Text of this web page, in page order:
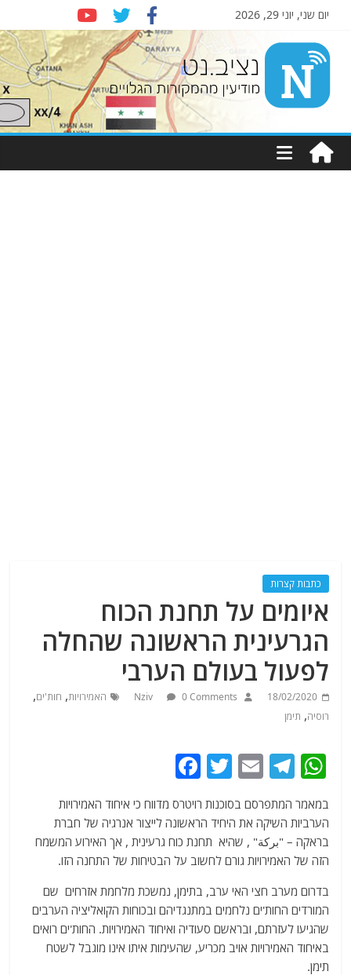
יום שני, יוני 29, 2026
Nziv.net
מודיעין
מהמקורות
כתבות קצרות
איומים על תחנת הכוח
הגרעינית הראשונה שהחלה
לפעול בעולם הערבי
18/02/2020
Nziv 0 Comments האמירויות, חות'ים,
רוסיה, תימן
W
at
s
A
p
p
T
e
g
ra
m
E
ai
l
T
itt
er
c
e
b
o
o
k
במאמר המתפרסם בסוכנות רויטרס מדווח כי איחוד האמירויות
הערביות השיקה את היחיד הראשונה לייצור אנרגיה של חברת
בראקה – "بركة" , שהיא תחנת כוח גרעינית , אך האירוע המשמח
הזה של האמירויות גורם לחשוב על הבטיחות של התחנה הזו.
בדרום מערב חצי האי ערב, בתימן, נמשכת מלחמת אזרחים שם
המורדים החות'ים נלחמים במתנגדיהם ובכוחות הקואליציה הערבים
שהגיעו לעזרתם, ובראשם סעודיה ואיחוד האמירויות. החות'ים רואים
באיחוד האמירויות אויב מכריע, שהעימות איתו אינו מוגבל לשטח
תימן.